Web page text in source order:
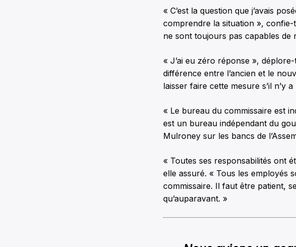
« C’est la question que j’avais
comprendre la situation », confie-
ne sont toujours pas capables de
« J’ai eu zéro réponse »,
différence entre l’ancien et le
laisser faire cette mesure s’il n’y
« Le bureau du commissaire est
est un bureau indépendant du
Mulroney sur les bancs de
« Toutes ses responsabilités ont
elle assuré. « Tous les employés
commissaire. Il faut être patient,
qu’auparavant. »